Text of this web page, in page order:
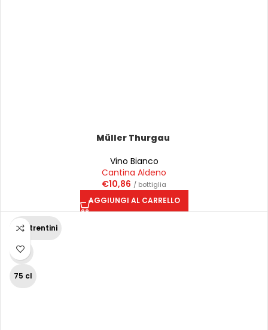
Müller Thurgau
Vino Bianco
Cantina Aldeno
€10,86 / bottiglia
AGGIUNGI AL CARRELLO
Vini trentini
12%
75 cl